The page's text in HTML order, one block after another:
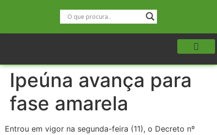
Ipeúna avança para
fase amarela
Entrou em vigor na segunda-feira (11), o Decreto nº